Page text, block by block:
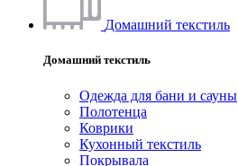
Домашний текстиль
Домашний текстиль
Одежда для бани и сауны
Полотенца
Коврики
Кухонный текстиль
Покрывала